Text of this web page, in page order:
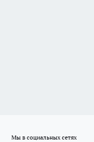
Мы в социальных сетях